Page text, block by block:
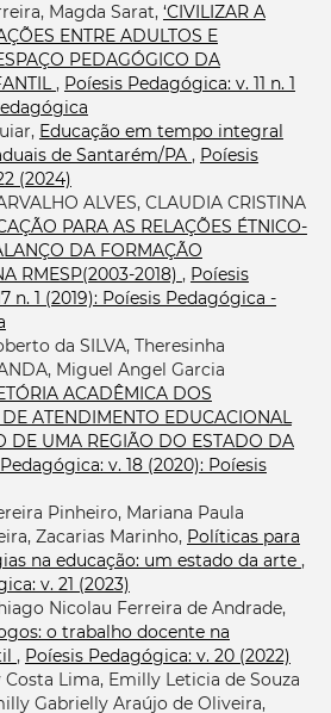
Magda Sarat, ‘CIVILIZAR A
ENTRE ADULTOS E
PEDAGÓGICO DA
, Poíesis Pedagógica: v. 11 n. 1
Educação em tempo integral
de Santarém/PA , Poíesis
(2024)
ALVES, CLAUDIA CRISTINA
PARA AS RELAÇÕES ÉTNICO-
DA FORMAÇÃO
RMESP(2003-2018) , Poíesis
n. 1 (2019): Poíesis Pedagógica -
da SILVA, Theresinha
Miguel Angel Garcia
ACADÊMICA DOS
DE ATENDIMENTO EDUCACIONAL
DE UMA REGIÃO DO ESTADO DA
v. 18 (2020): Poíesis
Pinheiro, Mariana Paula
Zacarias Marinho, Políticas para
na educação: um estado da arte ,
v. 21 (2023)
Nicolau Ferreira de Andrade,
o trabalho docente na
, Poíesis Pedagógica: v. 20 (2022)
Lima, Emilly Leticia de Souza
Gabrielly Araújo de Oliveira,